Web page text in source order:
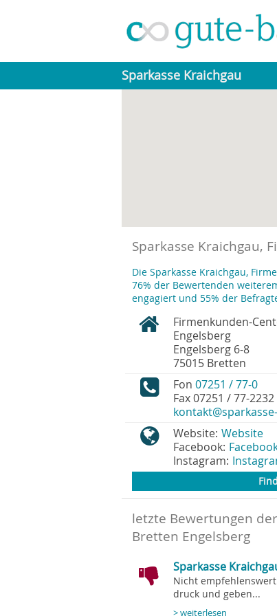
Sparkasse Kraichgau
Sparkasse Kraichgau,
Die Sparkasse Kraichgau,
76% der Bewertenden
engagiert und 55% der
Firmenkunden-
Engelsberg
Engelsberg 6-8
75015 Bretten
Fon 07251 / 77-0
Fax07251 / 77-2232
Website: Website
Facebook:
Instagram:
letzte Bewertungen
Bretten Engelsberg
Sparkasse
Nicht
druck und geben...
> weiterlesen